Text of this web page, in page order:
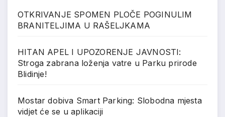
OTKRIVANJE SPOMEN PLOČE POGINULIM
BRANITELJIMA U RAŠELJKAMA
HITAN APEL I UPOZORENJE JAVNOSTI:
Stroga zabrana loženja vatre u Parku prirode
Blidinje!
Mostar dobiva Smart Parking: Slobodna mjesta
vidjet će se u aplikaciji